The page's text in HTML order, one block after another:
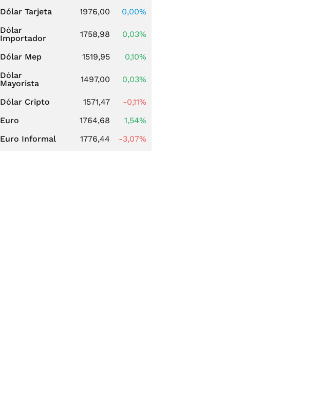
Dólar Tarjeta
1976,00
0,00%
Dólar
Importador
1758,98 0,03%
Dólar Mep 1519,95
0,10%
Dólar
Mayorista
1497,00 0,03%
Dólar Cripto 1571,47
-0,11%
Euro
1764,68
1,54%
Euro Informal
1776,44 -3,07%